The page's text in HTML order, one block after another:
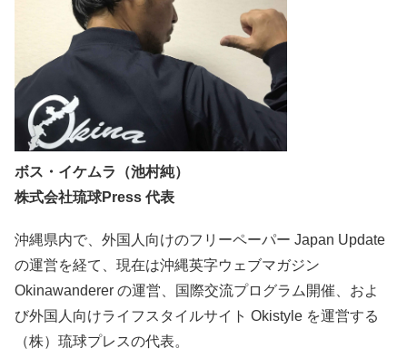
ボス・イケムラ（池村純）
株式会社琉球Press 代表
沖縄県内で、外国人向けのフリーペーパー Japan Update
の運営を経て、現在は沖縄英字ウェブマガジン
Okinawanderer の運営、国際交流プログラム開催、およ
び外国人向けライフスタイルサイト Okistyle を運営する
（株）琉球プレスの代表。